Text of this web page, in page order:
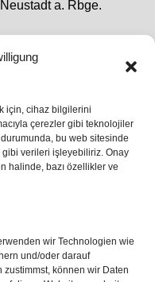
için, cihaz bilgilerini
çerezler gibi teknolojiler
bu web sitesinde
gibi verileri işleyebiliriz. Onay
halinde, bazı özellikler ve
wir Technologien wie
und/oder darauf
können wir Daten
a. Rbge.
Finali: Freiburg ve Aston
Hazırlanıyor